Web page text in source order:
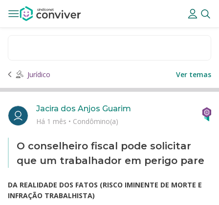
Jurídico Ver temas
O conselheiro fiscal pode solicitar
que um trabalhador em perigo pare
DA REALIDADE DOS FATOS (RISCO IMINENTE DE MORTE E
INFRAÇÃO TRABALHISTA)
Jacira dos Anjos Guarim
Há 1 mês • Condômino(a)